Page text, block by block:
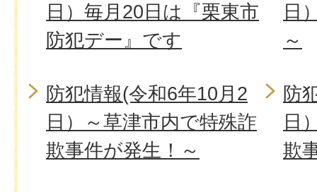
日）毎月20日は『栗東市
防犯デー』です
日
～
防犯情報(令和6年10月2
日）～草津市内で特殊詐
欺事件が発生！～
防
日
欺